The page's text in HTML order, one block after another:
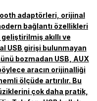
adaptörleri, orijinal
bağlantı özellikleri
akıllı ve
USB girişi bulunmayan
bozmadan USB, AUX
aracın orijinalliği
ölçüde artırılır. Bu
çok daha pratik,